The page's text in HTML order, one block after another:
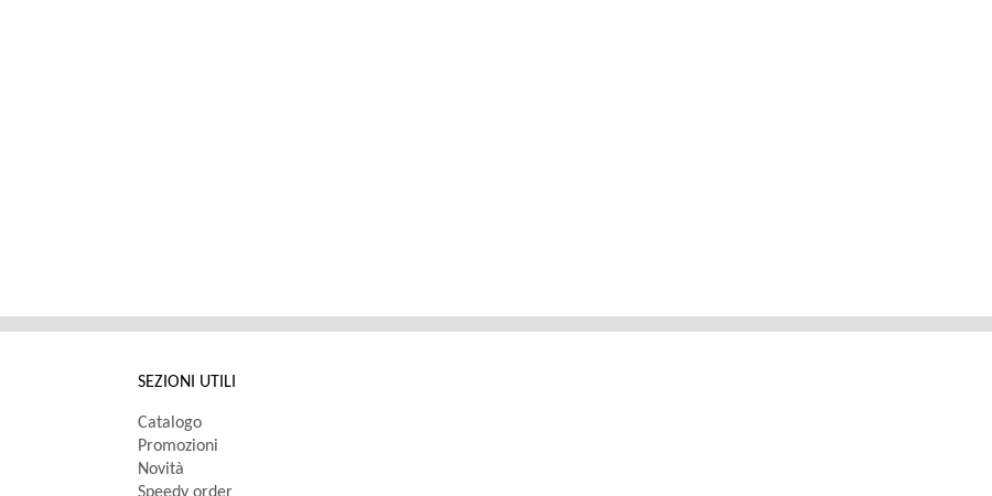
SEZIONI UTILI
Catalogo
Promozioni
Novità